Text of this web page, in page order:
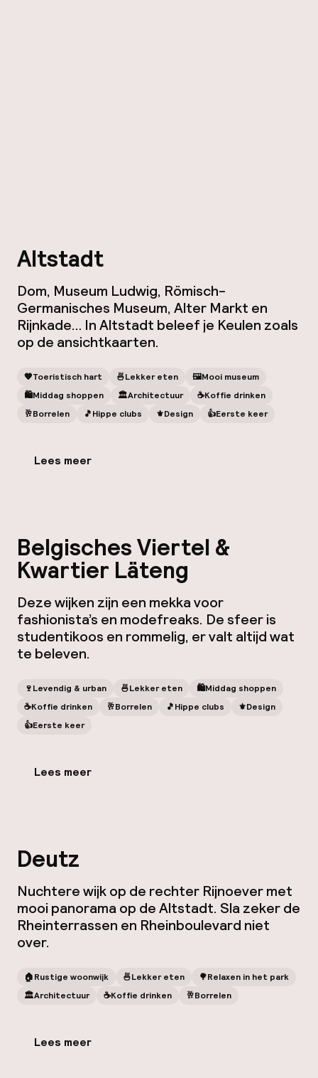
Altstadt
Dom, Museum Ludwig, Römisch-
Germanisches Museum, Alter Markt en
Rijnkade… In Altstadt beleef je Keulen zoals
op de ansichtkaarten.
🧡Toeristisch hart 🍜Lekker eten 🖼Mooi museum
🛍Middag shoppen 🏛️Architectuur ☕️Koffie drinken
🥂Borrelen 🎵Hippe clubs ⚜️Design 👍Eerste keer
Lees meer
Belgisches Viertel &
Kwartier Läteng
Deze wijken zijn een mekka voor
fashionista’s en modefreaks. De sfeer is
studentikoos en rommelig, er valt altijd wat
te beleven.
🍷Levendig & urban 🍜Lekker eten 🛍Middag shoppen
☕️Koffie drinken 🥂Borrelen 🎵Hippe clubs ⚜️Design
👍Eerste keer
Lees meer
Deutz
Nuchtere wijk op de rechter Rijnoever met
mooi panorama op de Altstadt. Sla zeker de
Rheinterrassen en Rheinboulevard niet
over.
🏠Rustige woonwijk 🍜Lekker eten 🌳Relaxen in het park
🏛️Architectuur ☕️Koffie drinken 🥂Borrelen
Lees meer